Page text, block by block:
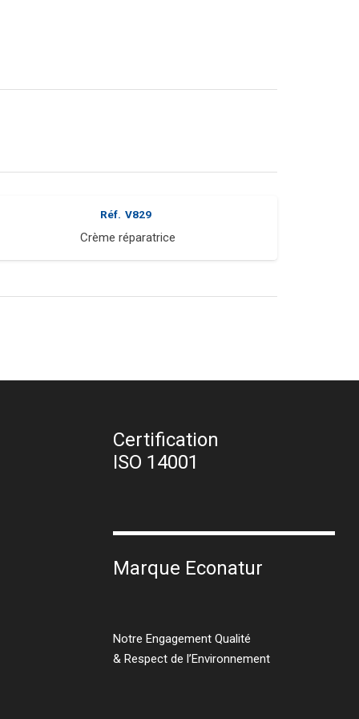
Réf. V829
Crème réparatrice
Certification
ISO 14001
Marque Econatur
Notre Engagement Qualité
& Respect de l’Environnement